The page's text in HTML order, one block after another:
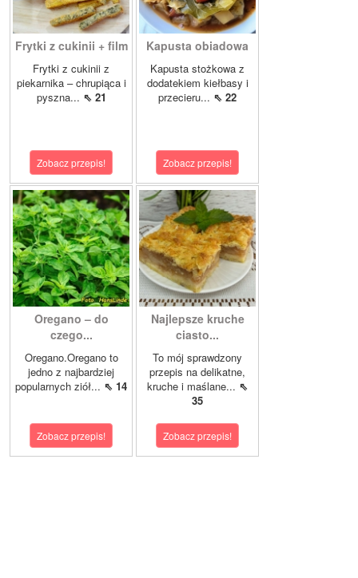
Frytki z cukinii + film
Frytki z cukinii z
piekarnika – chrupiąca i
pyszna... ⇖ 21
Zobacz przepis!
Kapusta obiadowa
Kapusta stożkowa z
dodatekiem kiełbasy i
przecieru... ⇖ 22
Zobacz przepis!
Oregano – do
czego...
Oregano.Oregano to
jedno z najbardziej
popularnych ziół... ⇖ 14
Zobacz przepis!
Najlepsze kruche
ciasto...
To mój sprawdzony
przepis na delikatne,
kruche i maślane... ⇖
35
Zobacz przepis!